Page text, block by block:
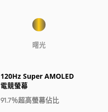
120Hz Super AMOLED
電競螢幕
91.7％超高螢幕佔比
曙光